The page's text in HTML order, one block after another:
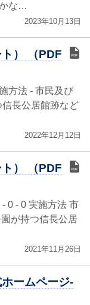
な…
2023年10月13日
） （PDF
方法 - 市民及び
長公居館跡など
2022年12月12日
） （PDF
- 0 - 0 実施方法 市
が持つ信長公居
2021年11月26日
ームページ-